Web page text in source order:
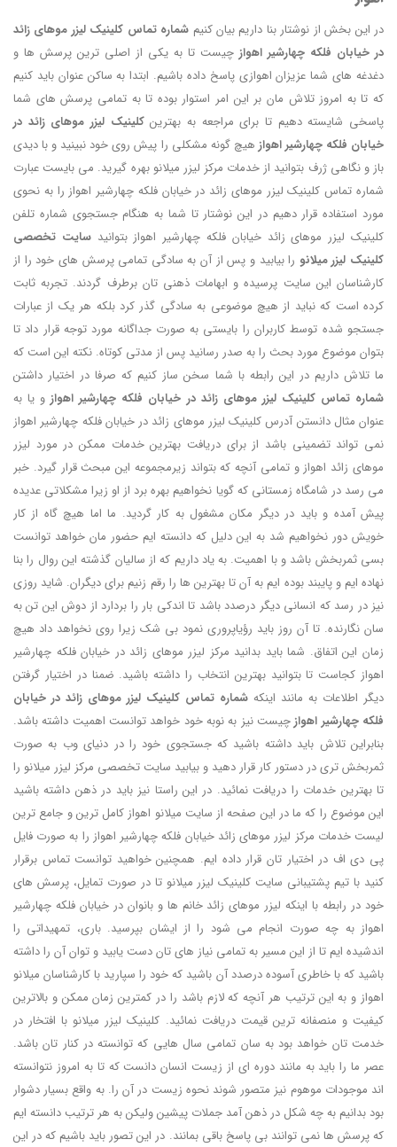
در این بخش از نوشتار بنا داریم بیان کنیم شماره تماس کلینیک لیزر موهای زائد
در خیابان فلکه چهارشیر اهوازچیست تا به یکی از اصلی ترین پرسش ها و
دغدغه های شما عزیزان اهوازی پاسخ داده باشیم. ابتدا به ساکن عنوان باید کنیم
که تا به امروز تلاش مان بر این امر استوار بوده تا به تمامی پرسش های شما
پاسخی شایسته دهیم تا برای مراجعه به بهترینکلینیک لیزر موهای زائد در
خیابان فلکه چهارشیر اهوازهیچ گونه مشکلی را پیش روی خود نبینید و با دیدی
باز و نگاهی ژرف بتوانید از خدمات مرکز لیزر میلانو بهره گیرید. می بایست عبارت
شماره تماس کلینیک لیزر موهای زائد در خیابان فلکه چهارشیر اهواز را به نحوی
مورد استفاده قرار دهیم در این نوشتار تا شما به هنگام جستجوی شماره تلفن
کلینیک لیزر موهای زائد خیابان فلکه چهارشیر اهواز بتوانیدسایت تخصصی
کلینیک لیزر میلانو را بیابید و پس از آن به سادگی تمامی پرسش های خود را از
کارشناسان این سایت پرسیده و ابهامات ذهنی تان برطرف گردند. تجربه ثابت
کرده است که نباید از هیچ موضوعی به سادگی گذر کرد بلکه هر یک از عبارات
جستجو شده توسط کاربران را بایستی به صورت جداگانه مورد توجه قرار داد تا
بتوان موضوع مورد بحث را به صدر رسانید پس از مدتی کوتاه. نکته این است که
ما تلاش داریم در این رابطه با شما سخن ساز کنیم که صرفا در اختیار داشتن
شماره تماس کلینیک لیزر موهای زائد در خیابان فلکه چهارشیر اهوازو یا به
عنوان مثال دانستن آدرس کلینیک لیزر موهای زائد در خیابان فلکه چهارشیر اهواز
نمی تواند تضمینی باشد از برای دریافت بهترین خدمات ممکن در مورد لیزر
موهای زائد اهواز و تمامی آنچه که بتواند زیرمجموعه این مبحث قرار گیرد. خبر
می رسد در شامگاه زمستانی که گویا نخواهیم بهره برد از او زیرا مشکلاتی عدیده
پیش آمده و باید در دیگر مکان مشغول به کار گردید. ما اما هیچ گاه از کار
خویش دور نخواهیم شد به این دلیل که دانسته ایم حضور مان خواهد توانست
بسی ثمربخش باشد و با اهمیت. به یاد داریم که از سالیان گذشته این روال را بنا
نهاده ایم و پایبند بوده ایم به آن تا بهترین ها را رقم زنیم برای دیگران. شاید روزی
نیز در رسد که انسانی دیگر درصدد باشد تا اندکی بار را بردارد از دوش این تن به
سان نگارنده. تا آن روز باید رؤیاپروری نمود بی شک زیرا روی نخواهد داد هیچ
زمان این اتفاق. شما باید بدانید مرکز لیزر موهای زائد در خیابان فلکه چهارشیر
اهواز کجاست تا بتوانید بهترین انتخاب را داشته باشید. ضمنا در اختیار گرفتن
دیگر اطلاعات به مانند اینکه شماره تماس کلینیک لیزر موهای زائد در خیابان
فلکه چهارشیر اهوازچیست نیز به نوبه خود خواهد توانست اهمیت داشته باشد.
بنابراین تلاش باید داشته باشید که جستجوی خود را در دنیای وب به صورت
ثمربخش تری در دستور کار قرار دهید و بیابید سایت تخصصی مرکز لیزر میلانو را
تا بهترین خدمات را دریافت نمائید. در این راستا نیز باید در ذهن داشته باشید
این موضوع را که ما در این صفحه از سایت میلانو اهواز کامل ترین و جامع ترین
لیست خدمات مرکز لیزر موهای زائد خیابان فلکه چهارشیر اهواز را به صورت فایل
پی دی اف در اختیار تان قرار داده ایم. همچنین خواهید توانست تماس برقرار
کنید با تیم پشتیبانی سایت کلینیک لیزر میلانو تا در صورت تمایل، پرسش های
خود در رابطه با اینکه لیزر موهای زائد خانم ها و بانوان در خیابان فلکه چهارشیر
اهواز به چه صورت انجام می شود را از ایشان بپرسید. باری، تمهیداتی را
اندشیده ایم تا از این مسیر به تمامی نیاز های تان دست یابید و توان آن را داشته
باشید که با خاطری آسوده درصدد آن باشید که خود را سپارید با کارشناسان میلانو
اهواز و به این ترتیب هر آنچه که لازم باشد را در کمترین زمان ممکن و بالاترین
کیفیت و منصفانه ترین قیمت دریافت نمائید. کلینیک لیزر میلانو با افتخار در
خدمت تان خواهد بود به سان تمامی سال هایی که توانسته در کنار تان باشد.
عصر ما را باید به مانند دوره ای از زیست انسان دانست که تا به امروز نتوانسته
اند موجودات موهوم نیز متصور شوند نحوه زیست در آن را. به واقع بسیار دشوار
بود بدانیم به چه شکل در ذهن آمد جملات پیشین ولیکن به هر ترتیب دانسته ایم
که پرسش ها نمی توانند بی پاسخ باقی بمانند. در این تصور باید باشیم که در این